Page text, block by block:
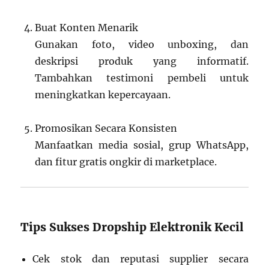
Buat Konten Menarik
Gunakan foto, video unboxing, dan
deskripsi produk yang informatif.
Tambahkan testimoni pembeli untuk
meningkatkan kepercayaan.
Promosikan Secara Konsisten
Manfaatkan media sosial, grup WhatsApp,
dan fitur gratis ongkir di marketplace.
Tips Sukses Dropship Elektronik Kecil
Cek stok dan reputasi supplier secara